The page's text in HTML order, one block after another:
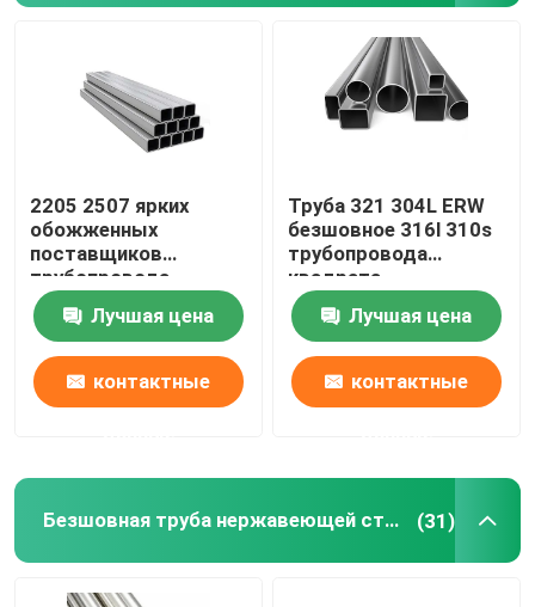
2205 2507 ярких
обожженных
поставщиков
трубопровода
квадрата
нержавеющей стали
трубки 310S 201 304
304L 316 316L
Лучшая цена
контактные
Труба 321 304L ERW
безшовное 316l 310s
трубопровода
квадрата
нержавеющей стали
1 дюйма 0,4 Mm
Лучшая цена
контактные
Безшовная труба нержавеющей стали (31)